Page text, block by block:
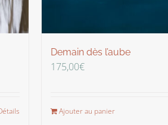
Demain dès l’aube
175,00€
Ajouter au panier